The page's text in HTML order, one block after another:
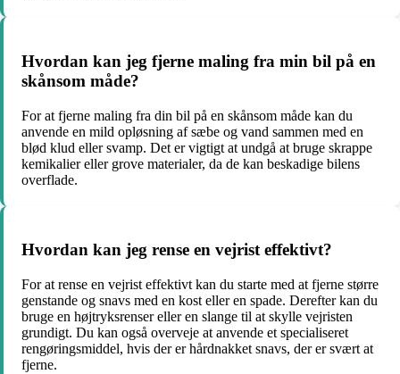
Hvordan kan jeg fjerne maling fra min bil på en
skånsom måde?
For at fjerne maling fra din bil på en skånsom måde kan du
anvende en mild opløsning af sæbe og vand sammen med en
blød klud eller svamp. Det er vigtigt at undgå at bruge skrappe
kemikalier eller grove materialer, da de kan beskadige bilens
overflade.
Hvordan kan jeg rense en vejrist effektivt?
For at rense en vejrist effektivt kan du starte med at fjerne større
genstande og snavs med en kost eller en spade. Derefter kan du
bruge en højtryksrenser eller en slange til at skylle vejristen
grundigt. Du kan også overveje at anvende et specialiseret
rengøringsmiddel, hvis der er hårdnakket snavs, der er svært at
fjerne.